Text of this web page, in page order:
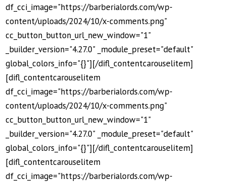
df_cci_image="https://barberialords.com/wp-
content/uploads/2024/10/x-comments.png"
cc_button_button_url_new_window="1"
_builder_version="4.27.0" _module_preset="default"
global_colors_info="{}"][/difl_contentcarouselitem]
[difl_contentcarouselitem
df_cci_image="https://barberialords.com/wp-
content/uploads/2024/10/x-comments.png"
cc_button_button_url_new_window="1"
_builder_version="4.27.0" _module_preset="default"
global_colors_info="{}"][/difl_contentcarouselitem]
[difl_contentcarouselitem
df_cci_image="https://barberialords.com/wp-